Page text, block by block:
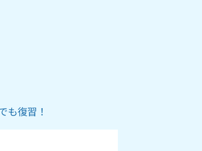
も復習！